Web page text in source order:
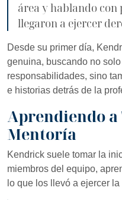
área y hablando con
llegaron a ejercer
Desde su primer día,
genuina, buscando no
responsabilidades, sino
e historias detrás de la
Aprendiendo a
Mentoría
Kendrick suele tomar la
miembros del equipo,
lo que los llevó a ejercer